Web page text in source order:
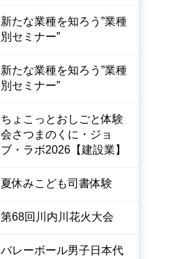
新たな業種を知ろう”業種
別セミナー”
新たな業種を知ろう”業種
別セミナー”
ちょこっとおしごと体験
会さつまのくに・ジョ
ブ・ラボ2026【建設業】
夏休みこども司書体験
第68回川内川花火大会
バレーボール男子日本代